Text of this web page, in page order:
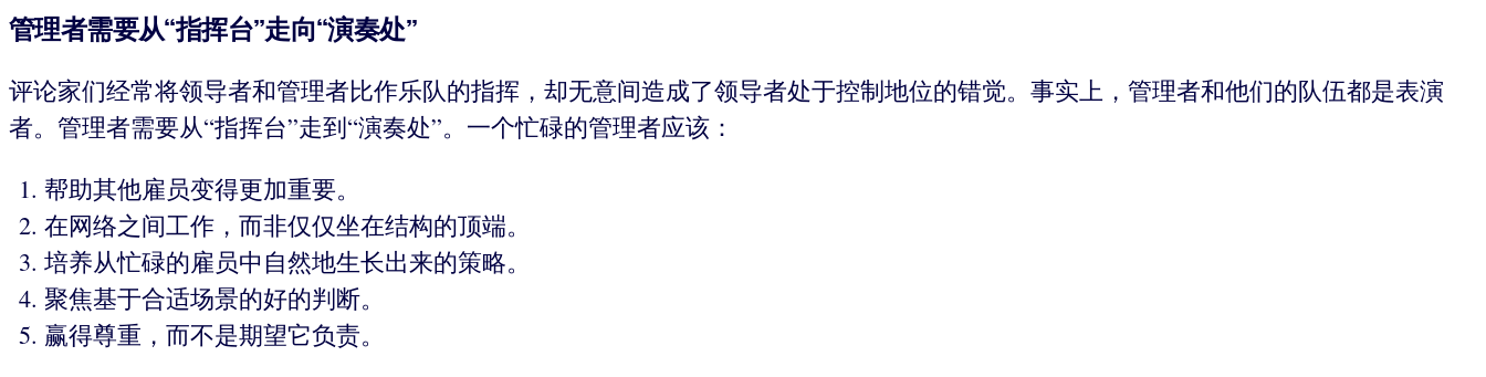
管理者需要从“指挥台”走向“演奏处”
评论家们经常将领导者和管理者比作乐队的指挥，却无意间造成了领导者处于控制地位的错觉。事实上，管理者和他们的队伍都是表演
者。管理者需要从“指挥台”走到“演奏处”。一个忙碌的管理者应该：
帮助其他雇员变得更加重要。
在网络之间工作，而非仅仅坐在结构的顶端。
培养从忙碌的雇员中自然地生长出来的策略。
聚焦基于合适场景的好的判断。
赢得尊重，而不是期望它负责。